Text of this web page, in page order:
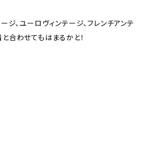
ジ、ユーロヴィンテージ、フレンチアンテ
合わせてもはまるかと！